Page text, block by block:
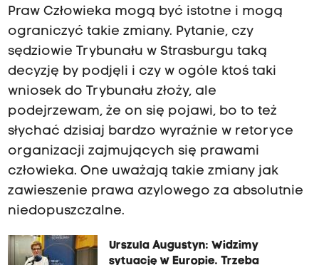
Praw Człowieka mogą być istotne i mogą
ograniczyć takie zmiany. Pytanie, czy
sędziowie Trybunału w Strasburgu taką
decyzję by podjęli i czy w ogóle ktoś taki
wniosek do Trybunału złoży, ale
podejrzewam, że on się pojawi, bo to też
słychać dzisiaj bardzo wyraźnie w retoryce
organizacji zajmujących się prawami
człowieka. One uważają takie zmiany jak
zawieszenie prawa azylowego za absolutnie
niedopuszczalne.
Urszula Augustyn: Widzimy
sytuację w Europie. Trzeba